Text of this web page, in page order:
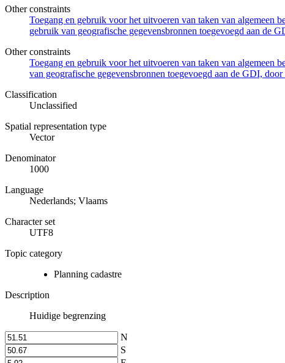
Other constraints
Toegang en gebruik voor het uitvoeren van taken van algemeen
gebruik van geografische gegevensbronnen toegevoegd aan de
Other constraints
Toegang en gebruik voor het uitvoeren van taken van algemeen
van geografische gegevensbronnen toegevoegd aan de GDI,
Classification
Unclassified
Spatial representation type
Vector
Denominator
1000
Language
Nederlands; Vlaams
Character set
UTF8
Topic category
Planning cadastre
Description
Huidige begrenzing
N
S